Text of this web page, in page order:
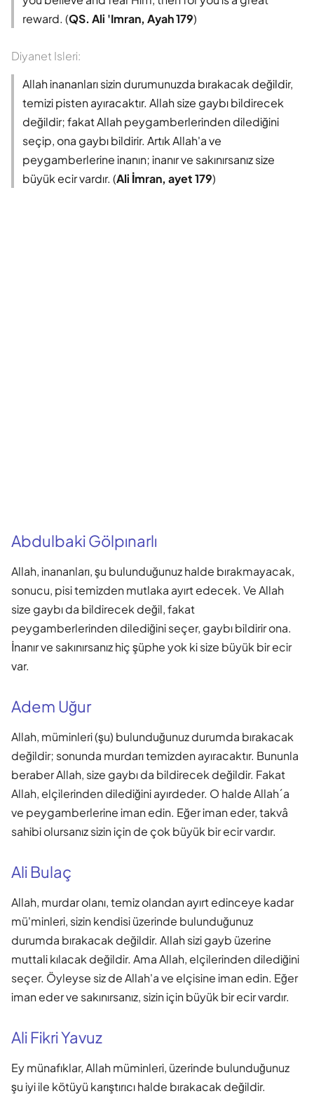
reward. (QS. Ali 'Imran, Ayah 179)
Diyanet Isleri:
Allah inananları sizin durumunuzda bırakacak değildir,
temizi pisten ayıracaktır. Allah size gaybı bildirecek
değildir; fakat Allah peygamberlerinden dilediğini
seçip, ona gaybı bildirir. Artık Allah'a ve
peygamberlerine inanın; inanır ve sakınırsanız size
büyük ecir vardır. (Ali İmran, ayet 179)
Abdulbaki Gölpınarlı
Allah, inananları, şu bulunduğunuz halde bırakmayacak,
sonucu, pisi temizden mutlaka ayırt edecek. Ve Allah
size gaybı da bildirecek değil, fakat
peygamberlerinden dilediğini seçer, gaybı bildirir ona.
İnanır ve sakınırsanız hiç şüphe yok ki size büyük bir ecir
var.
Adem Uğur
Allah, müminleri (şu) bulunduğunuz durumda bırakacak
değildir; sonunda murdarı temizden ayıracaktır. Bununla
beraber Allah, size gaybı da bildirecek değildir. Fakat
Allah, elçilerinden dilediğini ayırdeder. O halde Allah´a
ve peygamberlerine iman edin. Eğer iman eder, takvâ
sahibi olursanız sizin için de çok büyük bir ecir vardır.
Ali Bulaç
Allah, murdar olanı, temiz olandan ayırt edinceye kadar
mü'minleri, sizin kendisi üzerinde bulunduğunuz
durumda bırakacak değildir. Allah sizi gayb üzerine
muttali kılacak değildir. Ama Allah, elçilerinden dilediğini
seçer. Öyleyse siz de Allah'a ve elçisine iman edin. Eğer
iman eder ve sakınırsanız, sizin için büyük bir ecir vardır.
Ali Fikri Yavuz
Ey münafıklar, Allah müminleri, üzerinde bulunduğunuz
şu iyi ile kötüyü karıştırıcı halde bırakacak değildir.